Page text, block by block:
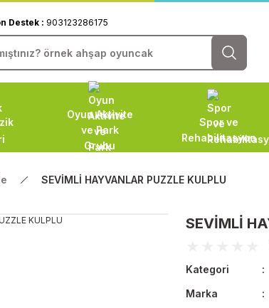
Destek : 903123286175
Oyun Aktivite
ve Park
Grubu
Spor ve
Rehabilitasyon
SEVİMLİ HAYVANLAR PUZZLE KULPLU
SEVİMLİ
Kategori
Marka